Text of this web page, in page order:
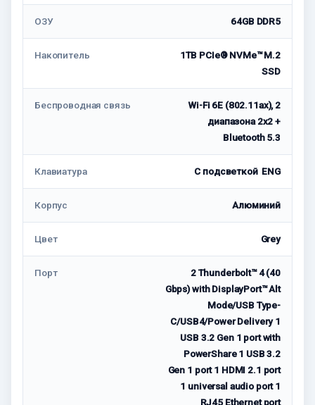
ОЗУ 64GB DDR5
Накопитель
1TB PCIe® NVMe™ M.2
SSD
Беспроводная связь
Wi-Fi 6E (802.11ax), 2
диапазона 2х2 +
Bluetooth 5.3
Клавиатура С подсветкой ENG
Корпус Алюминий
Цвет Grey
Порт
2 Thunderbolt™ 4 (40
Gbps) with DisplayPort™ Alt
Mode/USB Type-
C/USB4/Power Delivery 1
USB 3.2 Gen 1 port with
PowerShare 1 USB 3.2
Gen 1 port 1 HDMI 2.1 port
1 universal audio port 1
RJ45 Ethernet port